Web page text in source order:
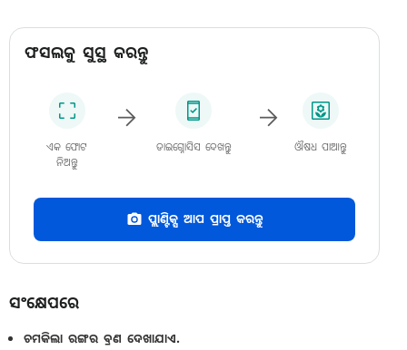
ଫସଲକୁ ସୁସ୍ଥ କରନ୍ତୁ
ଏକ ଫୋଟ
ନିଅନ୍ତୁ
ଡାଇଗ୍ନୋସିସ ଦେଖନ୍ତୁ ଔଷଧ ପାଆନ୍ତୁ
ପ୍ଲାଣ୍ଟିକ୍ସ ଆପ ପ୍ରାପ୍ତ କରନ୍ତୁ
ସଂକ୍ଷେପରେ
ଚମକିଲା ରଙ୍ଗର ବ୍ରଣ ଦେଖାଯାଏ.